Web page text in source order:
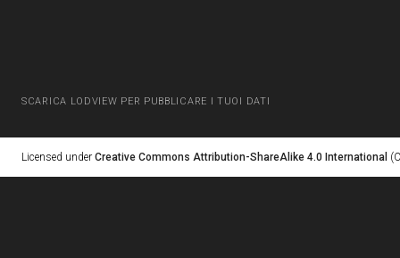
SCARICA LODVIEW PER PUBBLICARE I TUOI DATI
Licensed under Creative Commons Attribution-ShareAlike 4.0 International